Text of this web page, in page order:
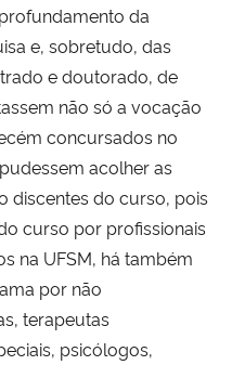
da
e, sobretudo, das
e doutorado, de
não só a vocação
concursados no
acolher as
discentes do curso, pois
curso por profissionais
na UFSM, há também
por não
terapeutas
psicólogos,